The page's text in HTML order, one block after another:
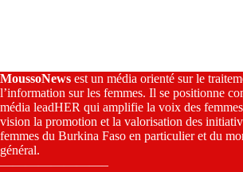
MoussoNews est un média orienté sur le
l’information sur les femmes. Il se positionne
média leadHER qui amplifie la voix des
vision la promotion et la valorisation des
femmes du Burkina Faso en particulier et du
général.
————————–